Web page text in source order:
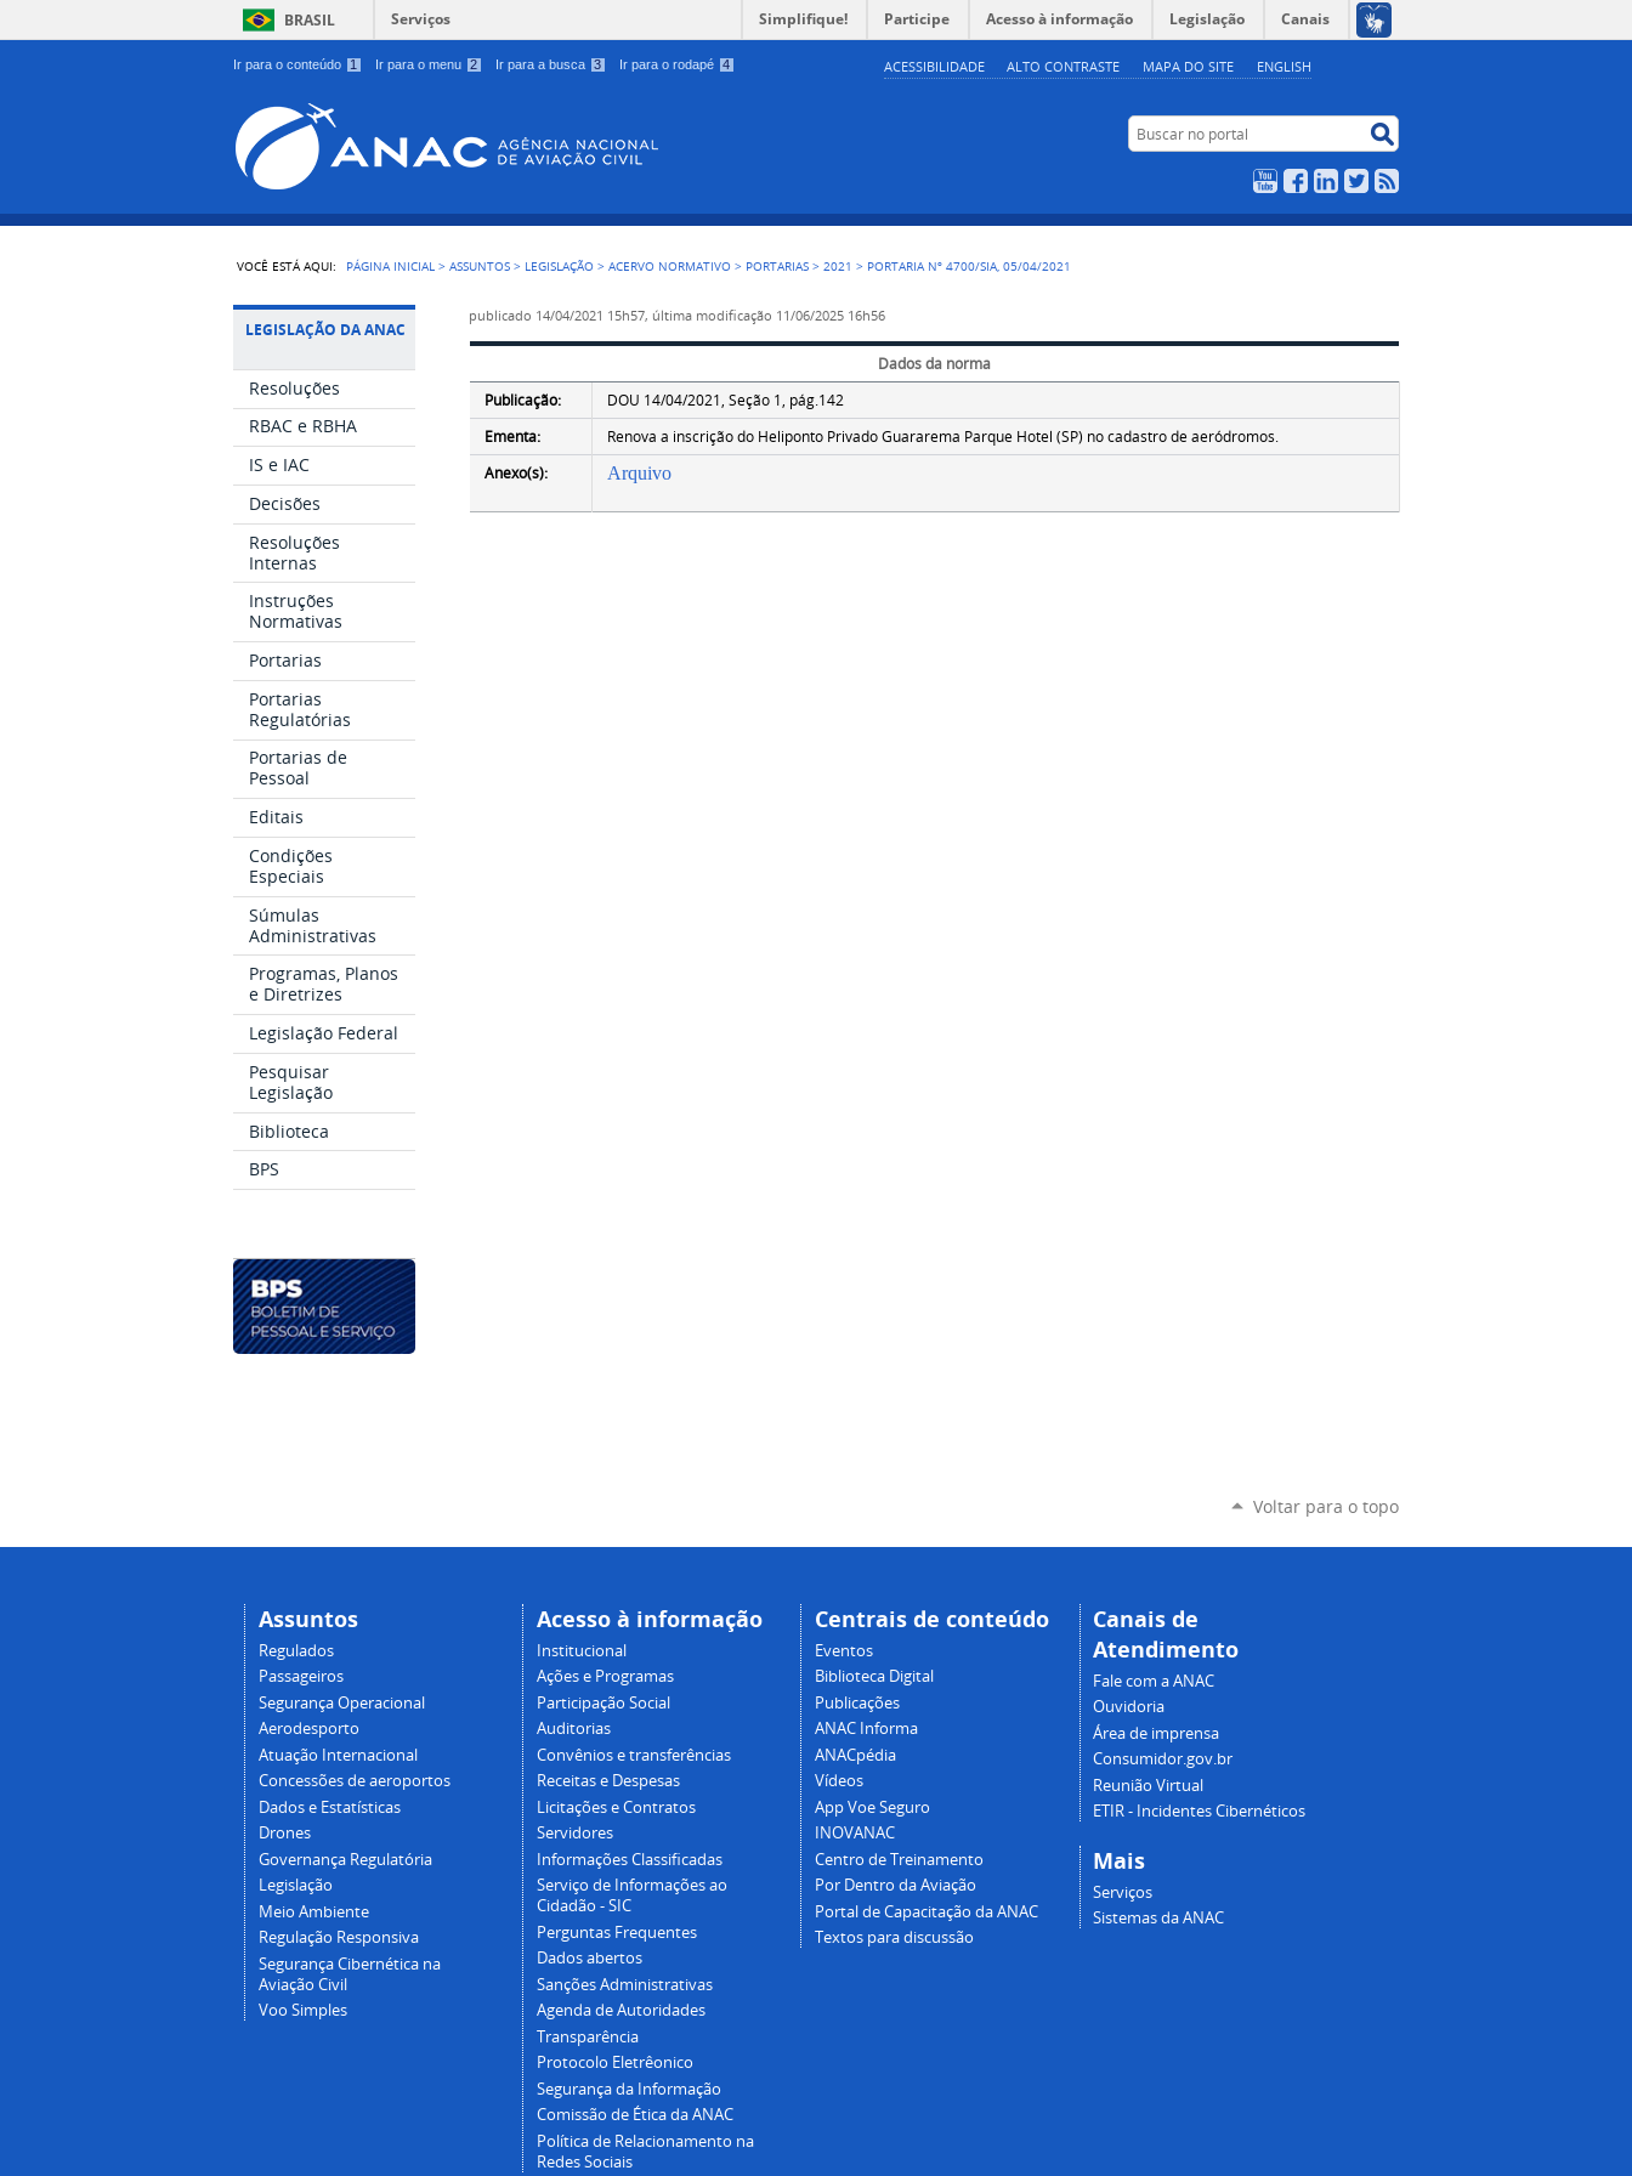
Ir para o conteúdo 1 Ir para o menu 2 Ir para a busca 3 Ir para o rodapé 4 ACESSIBILIDADE ALTO CONTRASTE MAPA DO SITE ENGLISH
BRASIL Serviços Simplifique! Participe Acesso à informação Legislação Canais
Buscar no portal
YouTubeFacebookLinkedIn
Twitter
VOCÊ ESTÁ AQUI: PÁGINA INICIAL >ASSUNTOS > LEGISLAÇÃO >ACERVO NORMATIVO > PORTARIAS >2021 > PORTARIA Nº 4700/SIA, 05/04/2021
LEGISLAÇÃO DA ANAC
Resoluções
RBAC e RBHA
IS e IAC
Decisões
Resoluções
Internas
Instruções
Normativas
Portarias
Portarias
Regulatórias
Portarias de
Pessoal
Editais
Condições
Especiais
Súmulas
Administrativas
Programas, Planos
e Diretrizes
Legislação Federal
Pesquisar
Legislação
Biblioteca
BPS
publicado 14/04/2021 15h57, última modificação 11/06/2025 16h56
Dados da norma
Publicação:
DOU 14/04/2021, Seção 1, pág.142
Ementa:
Renova a inscrição do Heliponto Privado Guararema Parque Hotel (SP) no cadastro de aeródromos.
Anexo(s):
Arquivo
Voltar para o topo
Assuntos
Regulados
Passageiros
Segurança Operacional
Aerodesporto
Atuação Internacional
Concessões de aeroportos
Dados e Estatísticas
Drones
Governança Regulatória
Legislação
Meio Ambiente
Regulação Responsiva
Segurança Cibernética na
Aviação Civil
Voo Simples
Acesso à informação
Institucional
Ações e Programas
Participação Social
Auditorias
Convênios e transferências
Receitas e Despesas
Licitações e Contratos
Servidores
Informações Classificadas
Serviço de Informações ao
Cidadão - SIC
Perguntas Frequentes
Dados abertos
Sanções Administrativas
Agenda de Autoridades
Transparência
Protocolo Eletrêonico
Segurança da Informação
Comissão de Ética da ANAC
Política de Relacionamento na
Redes Sociais
Centrais de conteúdo
Eventos
Biblioteca Digital
Publicações
ANAC Informa
ANACpédia
Vídeos
App Voe Seguro
INOVANAC
Centro de Treinamento
Por Dentro da Aviação
Portal de Capacitação da ANAC
Textos para discussão
Canais de
Atendimento
Fale com a ANAC
Ouvidoria
Área de imprensa
Consumidor.gov.br
Reunião Virtual
ETIR - Incidentes Cibernéticos
Mais
Serviços
Sistemas da ANAC